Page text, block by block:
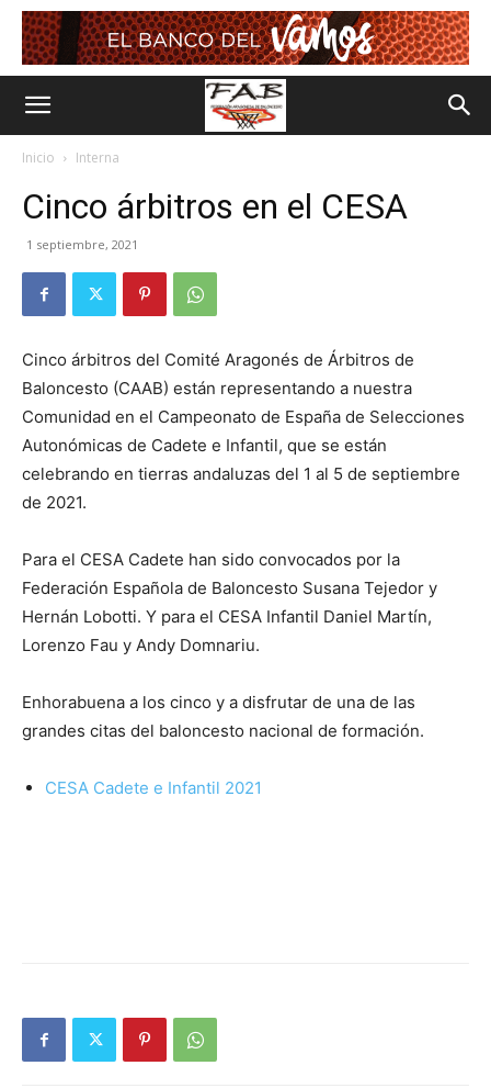
Inicio Interna
Cinco árbitros en el CESA
1 septiembre, 2021
Cinco árbitros del Comité Aragonés de Árbitros de
Baloncesto (CAAB) están representando a nuestra
Comunidad en el Campeonato de España de Selecciones
Autonómicas de Cadete e Infantil, que se están
celebrando en tierras andaluzas del 1 al 5 de septiembre
de 2021.
Para el CESA Cadete han sido convocados por la
Federación Española de Baloncesto Susana Tejedor y
Hernán Lobotti. Y para el CESA Infantil Daniel Martín,
Lorenzo Fau y Andy Domnariu.
Enhorabuena a los cinco y a disfrutar de una de las
grandes citas del baloncesto nacional de formación.
CESA Cadete e Infantil 2021